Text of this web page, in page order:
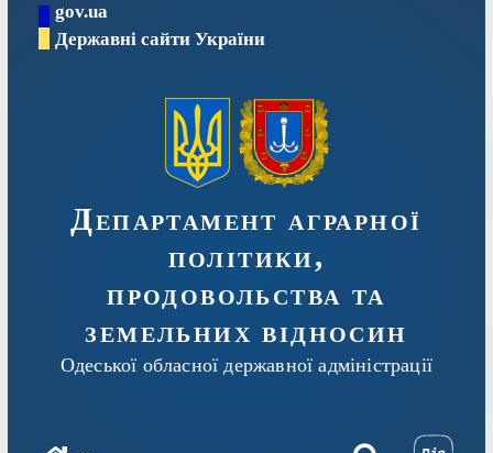
Перейтиgov.ua
Державні сайти України
Департамент аграрної
політики,
продовольства та
земельних відносин
Одеської обласної державної адміністрації